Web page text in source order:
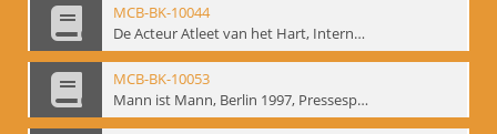
MCB-BK-10044
De Acteur Atleet van het Hart, Internationale Konferenz, Gent, 17.11.2004 - interne Signatur: BM-prt-253
MCB-BK-10053
Mann ist Mann, Berlin 1997, Pressespiegel - interne Signatur: BM-prt-262-1